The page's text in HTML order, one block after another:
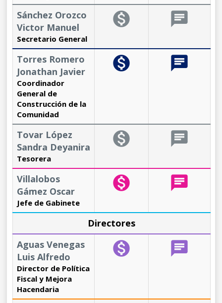
Sánchez Orozco
Victor Manuel
Secretario General
monetization_on chat
Torres Romero
Jonathan Javier
Coordinador
General de
Construcción de la
Comunidad
monetization_on chat
Tovar López
Sandra Deyanira
Tesorera
monetization_on chat
Villalobos
Gámez Oscar
Jefe de Gabinete
monetization_on chat
Directores
Aguas Venegas
Luis Alfredo
Director de Política
Fiscal y Mejora
Hacendaria
monetization_on chat